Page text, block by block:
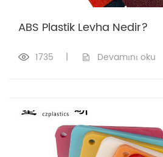
ABS Plastik Levha Nedir?
1735 | Devamını oku